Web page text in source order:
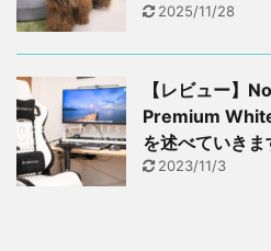
2025/11/28
【レビュー】
Premium
を述べていきま
2023/11/3